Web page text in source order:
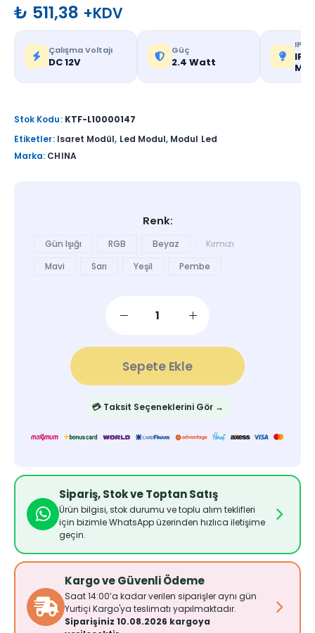
₺ 511,38 +KDV
Çalışma Voltajı
DC 12V
Güç
2.4 Watt
IP
Stok Kodu: KTF-L10000147
Etiketler: Isaret Modül, Led Modul, Modul Led
Marka: CHINA
Renk
Gün Işığı RGB Beyaz
Kırmızı
Mavi
Sarı Yeşil Pembe
Sepete Ekle
💳 Taksit Seçeneklerini Gör →
Sipariş, Stok ve Toptan Satış
Ürün bilgisi, stok durumu ve toplu alım teklifleri
için bizimle WhatsApp üzerinden hızlıca iletişime
geçin.
Kargo ve Güvenli Ödeme
Saat 14:00’a kadar verilen siparişler aynı gün
Yurtiçi Kargo'ya teslimatı yapılmaktadır.
Siparişiniz 10.08.2026 kargoya